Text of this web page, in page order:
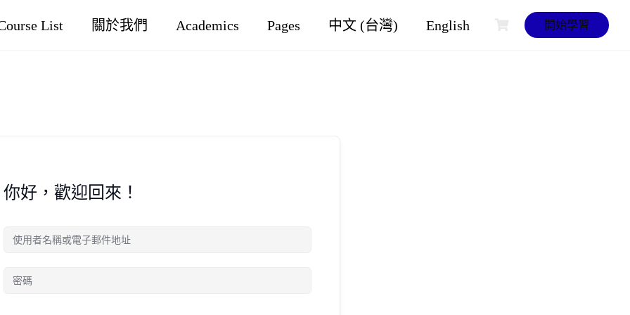
List 關於我們 Academics Pages 中文 (台灣) English 開始學習
你好，歡迎回來！